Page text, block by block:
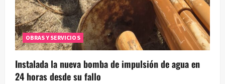
OBRAS Y SERVICIOS
Instalada la nueva bomba de impulsión de agua en
24 horas desde su fallo